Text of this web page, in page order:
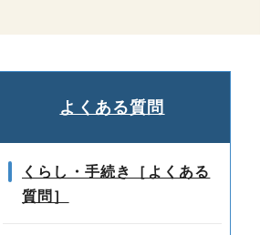
よくある質問
くらし・手続き［よくある
質問］